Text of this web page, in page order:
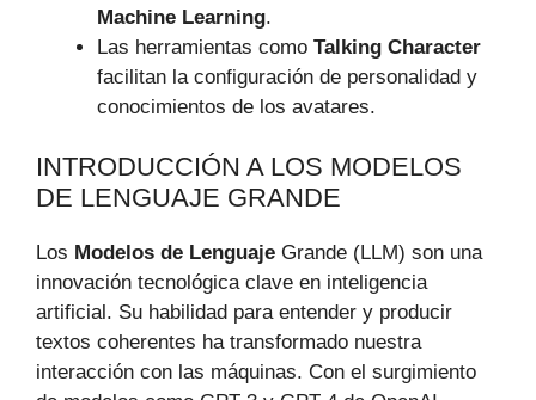
Machine Learning.
Las herramientas como Talking Character
facilitan la configuración de personalidad y
conocimientos de los avatares.
INTRODUCCIÓN A LOS MODELOS
DE LENGUAJE GRANDE
Los Modelos de Lenguaje Grande (LLM) son una
innovación tecnológica clave en inteligencia
artificial. Su habilidad para entender y producir
textos coherentes ha transformado nuestra
interacción con las máquinas. Con el surgimiento